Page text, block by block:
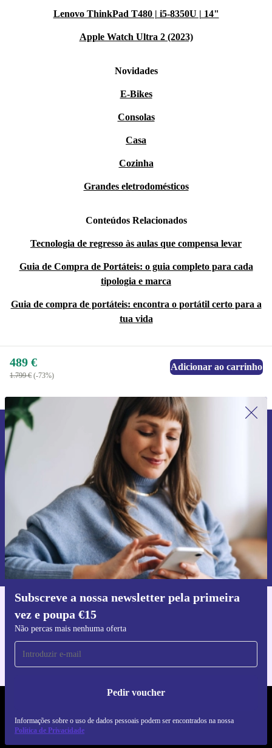
Lenovo ThinkPad T480 | i5-8350U | 14"
Apple Watch Ultra 2 (2023)
Novidades
E-Bikes
Consolas
Casa
Cozinha
Grandes eletrodomésticos
Conteúdos Relacionados
Tecnologia de regresso às aulas que compensa levar
Guia de Compra de Portáteis: o guia completo para cada
tipologia e marca
Guia de compra de portáteis: encontra o portátil certo para a
tua vida
489 €
1.799 € (-73%)
Adicionar ao carrinho
Subscreve a nossa newsletter pela primeira
vez e poupa €15
Não percas mais nenhuma oferta
Pedir voucher
Informações sobre o uso de dados pessoais podem ser encontrados na nossa
Política de Privacidade
Subscreve a nossa newsletter pela
primeira vez e poupa 15€!
Não percas mais nenhuma oferta.
Pedir voucher
Informações sobre o uso de dados pessoais podem ser encontrados na
nossaPolítica de Privacidade
Faz o download da app refurbed
Para iOS e Android